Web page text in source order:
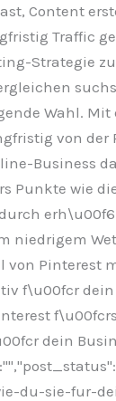
Content
Traffic
Strategie
Wahl.
von der
Business
Punkte wie
niedrigem
Pinterest
f\u00fcr dein
dein
du-sie-fur-